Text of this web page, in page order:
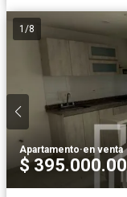
1 /8
Apartamento·en venta
$